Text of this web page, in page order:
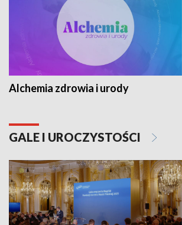
Alchemia zdrowia i urody
GALE I UROCZYSTOŚCI